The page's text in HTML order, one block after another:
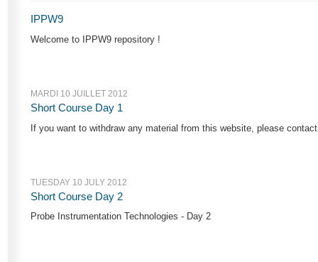
IPPW9
Welcome to IPPW9 repository !
MARDI 10 JUILLET 2012
Short Course Day 1
If you want to withdraw any material from this website, please
TUESDAY 10 JULY 2012
Short Course Day 2
Probe Instrumentation Technologies - Day 2